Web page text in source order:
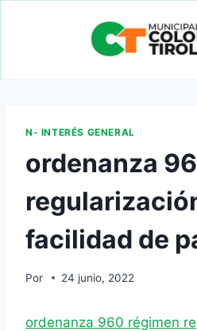
N- INTERÉS GENERAL
ordenanza
facilidad de
Por 24 junio, 2022
ordenanza 960 régimen